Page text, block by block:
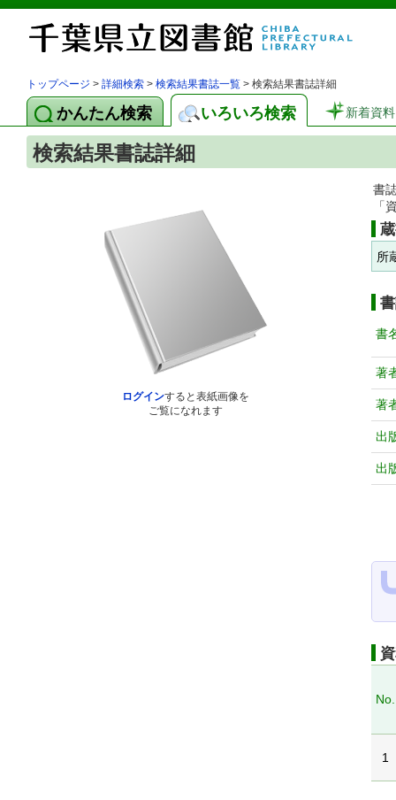
トップページ > 詳細検索 > 検索結果書誌一覧 > 検索結果書誌詳細
かんたん検索 いろいろ検索 新着資料
検索結果書誌詳細
ログインすると表紙画像を
ご覧になれます
書
「
所
書
著
著
出
出
No.
1